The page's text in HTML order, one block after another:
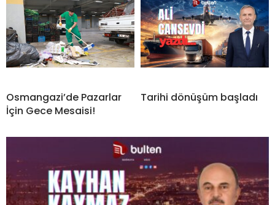
Osmangazi’de Pazarlar
İçin Gece Mesaisi!
Tarihi dönüşüm başladı